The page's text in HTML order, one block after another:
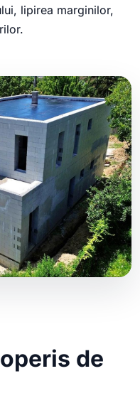
lipirea marginilor,
de